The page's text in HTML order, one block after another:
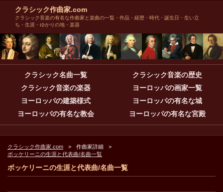
クラシック作曲家.com
クラシック音楽の有名な作曲家と楽曲の一覧・作品・経歴・時代・誕生日・生い立
ち・生涯・ゆかりの地・楽器
クラシック名曲一覧
クラシック音楽の歴史
クラシック音楽の楽器
ヨーロッパの画家一覧
ヨーロッパの建築様式
ヨーロッパの有名な城
ヨーロッパの有名な教会
ヨーロッパの有名な宮殿
クラシック作曲家.com
作曲家詳細
ボッケリーニの生涯と代表曲/名曲一覧
ボッケリーニの生涯と代表曲/名曲一覧